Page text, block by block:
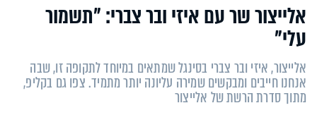
אלייצור שר עם איזי ובר צברי: "תשמור
עלי"
אלייצור, איזי ובר צברי בסינגל שמתאים במיוחד לתקופה זו, שבה
אנחנו חייבים ומבקשים שמירה עליונה יותר מתמיד. צפו גם בקליפ,
מתוך סדרת הרשת של אלייצור